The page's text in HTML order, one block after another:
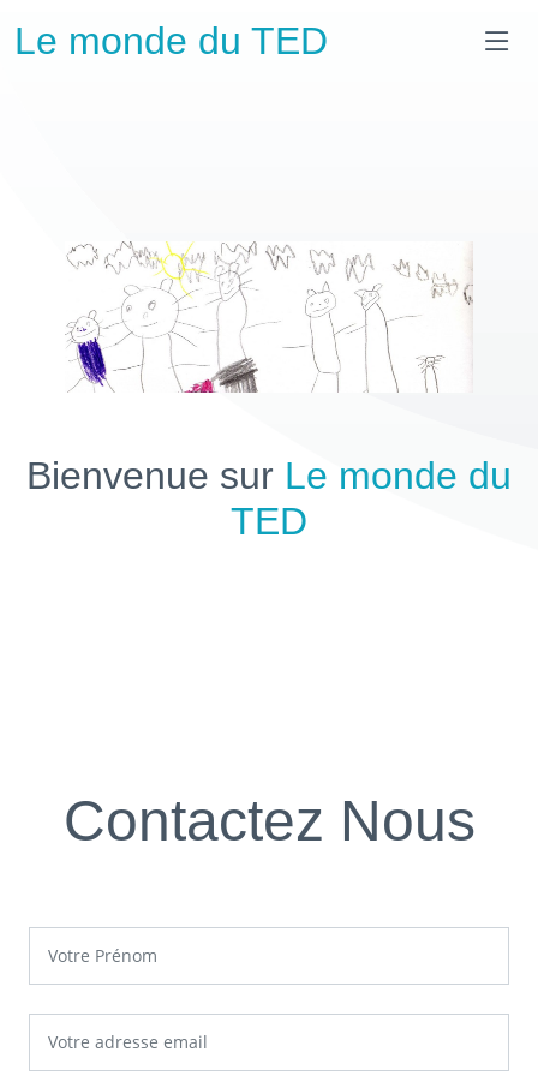
Le monde du TED
Bienvenue sur Le monde du
TED
Contactez Nous